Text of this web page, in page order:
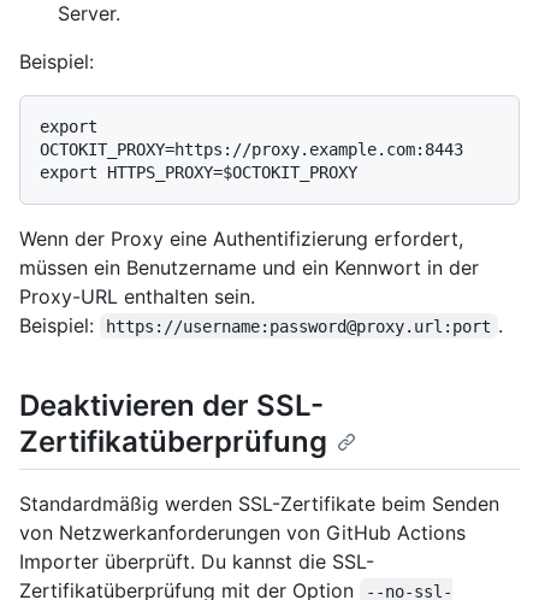
Server.
Beispiel:
export
OCTOKIT_PROXY=https://proxy.example.com:8443
Wenn der Proxy eine Authentifizierung erfordert,
müssen ein Benutzername und ein Kennwort in der
Proxy-URL enthalten sein.
Beispiel:
https://username:password@proxy.url:port .
Deaktivieren der SSL-
Zertifikatüberprüfung
Standardmäßig werden SSL-Zertifikate beim Senden
von Netzwerkanforderungen von GitHub Actions
Importer überprüft. Du kannst die SSL-
Zertifikatüberprüfung mit der Option
--no-ssl-